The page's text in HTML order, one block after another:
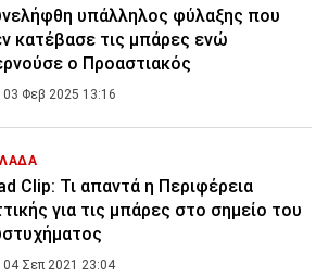
υπάλληλος φύλαξης που
κατέβασε τις μπάρες ενώ
ο Προαστιακός
03 Φεβ 2025 13:16
Clip: Τι απαντά η Περιφέρεια
για τις μπάρες στο σημείο του
04 Σεπ 2021 23:04